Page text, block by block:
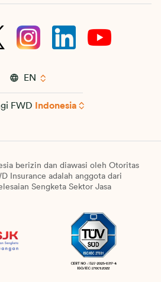
EN
FWD Indonesia
berizin dan diawasi oleh Otoritas
Insurance adalah anggota dari
Sengketa Sektor Jasa